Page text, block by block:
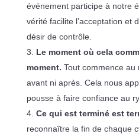
événement participe à notre
vérité facilite l’acceptation et
désir de contrôle.
Le moment où cela
moment. Tout commence
avant ni après. Cela nous
pousse à faire confiance au
Ce qui est terminé est
reconnaître la fin de chaque